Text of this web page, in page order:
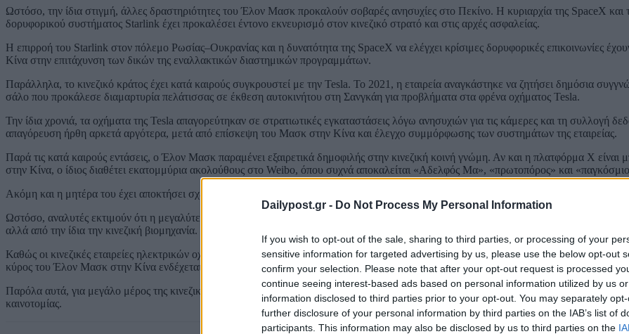
Dailypost.gr - Do Not Process My Personal Information
If you wish to opt-out of the sale, sharing to third parties, or processing of your
sensitive information for targeted advertising by us, please use the below opt-out
confirm your selection. Please note that after your opt-out request is processed
continue seeing interest-based ads based on personal information utilized by us
information disclosed to third parties prior to your opt-out. You may separately
further disclosure of your personal information by third parties on the IAB’s list of
participants. This information may also be disclosed by us to third parties on the
Ωστόσο, την ίδια στιγμή, άλλες δραστηριότητες του Έλον Μασκ προκαλούν σοβαρές ανησυχίες στο Πεκίνο. Η κυριαρχία της SpaceX και
δορυφορικού συστήματος Starlink έχει προκαλέσει έντονο εκνευρισμό στον κινεζικό στρατό και στις αρχές ασφαλείας.
Η επιρροή του Starlink στον πόλεμο Ρωσίας–Ουκρανίας και η δυνατότητα της SpaceX να ελέγχει κρίσιμες δορυφορικές επικοινωνίες
Κίνα στην επιτάχυνση των δικών της εναλλακτικών διαστημικών προγραμμάτων.
Παράλληλα, το κινεζικό κράτος έχει κατά καιρούς συγκρουστεί με την Tesla. Το 2021, η εταιρεία αναγκάστηκε να ζητήσει δημόσια
σάλο που προκάλεσε διαμαρτυρία πελάτισσας σε έκθεση αυτοκινήτου στη Σανγκάη για προβλήματα στα φρένα οχήματος Tesla.
Την ίδια χρονιά, τα οχήματα της Tesla απαγορεύτηκαν σε στρατιωτικές εγκαταστάσεις λόγω ανησυχιών για τις κάμερες και τη συλλογή
απαγόρευση ήρθη αρκετά αργότερα, μετά από επίσκεψη του Μασκ στην Κίνα και έλεγχο συμμόρφωσης των συστημάτων της εταιρείας.
Παρά τις κατά καιρούς εντάσεις, ο Έλον Μασκ παραμένει εξαιρετικά δημοφιλής στην κινεζική κοινή γνώμη. Αν και η πλατφόρμα X είναι
στην Κίνα, ο ίδιος διαθέτει εκατομμύρια ακολούθους στο Weibo, όπου συχνά αποκαλείται «Αδελφός Μα», «πρωτοπόρος» και
Ακόμη και η μητέρα του έχει αποκτήσει σχεδόν celebrity status στη χώρα.
Ωστόσο, αναλυτές εκτιμούν ότι η μεγαλύτερη πρόκληση για τον Μασκ ίσως δεν προέρχεται ούτε από τις ρυθμιστικές αρχές ούτε από τη
αλλά από την ίδια την κινεζική βιομηχανία.
Καθώς οι κινεζικές εταιρείες ηλεκτρικών οχημάτων καλύπτουν γρήγορα το τεχνολογικό χάσμα — και σε ορισμένους τομείς περνούν
κύρος του Έλον Μασκ στην Κίνα ενδέχεται σταδιακά να αρχίσει να φθίνει.
Παρόλα αυτά, για μεγάλο μέρος της κινεζικής τεχνολογικής κοινότητας, εξακολουθεί να θεωρείται μία από τις πιο εμβληματικές μορφές
καινοτομίας.